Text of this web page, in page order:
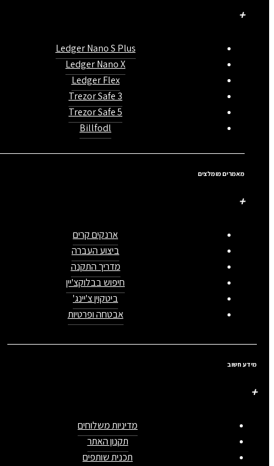
Ledger Nano S Plus
Ledger Nano X
Ledger Flex
Trezor Safe 3
Trezor Safe 5
Billfodl
מאמרים מומלצים
ארנקים קרים
ביצוע העברה
מדריך התקנה
חיפוש בבלוקצ'יין
ביטקוין צ'יינג'
אבטחה ופרטיות
מידע חשוב
מדיניות משלוחים
תקנון האתר
תכנית שותפים